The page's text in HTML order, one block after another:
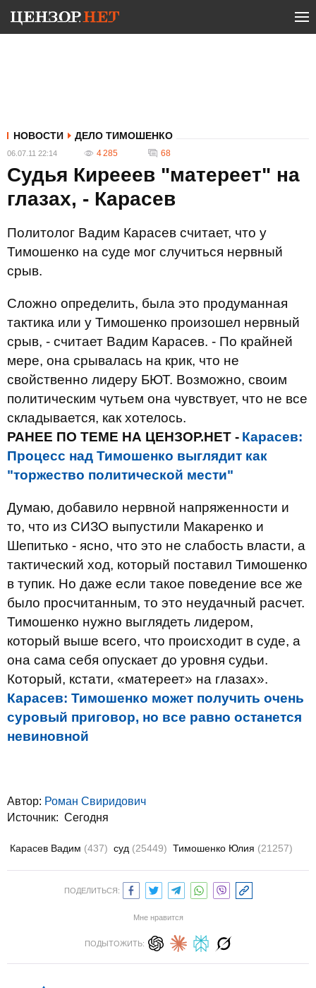
НОВОСТИ ДЕЛО ТИМОШЕНКО
06.07.11 22:14 4 285 68
Судья Кирееев "матереет" на
глазах, - Карасев
Политолог Вадим Карасев считает, что у
Тимошенко на суде мог случиться нервный
срыв.
Сложно определить, была это продуманная
тактика или у Тимошенко произошел нервный
срыв, - считает Вадим Карасев. - По крайней
мере, она срывалась на крик, что не
свойственно лидеру БЮТ. Возможно, своим
политическим чутьем она чувствует, что не все
складывается, как хотелось.
РАНЕЕ ПО ТЕМЕ НА ЦЕНЗОР.НЕТ - Карасев:
Процесс над Тимошенко выглядит как
"торжество политической мести"
Думаю, добавило нервной напряженности и
то, что из СИЗО выпустили Макаренко и
Шепитько - ясно, что это не слабость власти, а
тактический ход, который поставил Тимошенко
в тупик. Но даже если такое поведение все же
было просчитанным, то это неудачный расчет.
Тимошенко нужно выглядеть лидером,
который выше всего, что происходит в суде, а
она сама себя опускает до уровня судьи.
Который, кстати, «матереет» на глазах».
Карасев: Тимошенко может получить очень
суровый приговор, но все равно останется
невиновной
Автор: Роман Свиридович
Источник: Сегодня
Карасев Вадим (437) суд (25449) Тимошенко Юлия (21257)
ПОДЕЛИТЬСЯ:
Мне нравится
ПОДЫТОЖИТЬ: